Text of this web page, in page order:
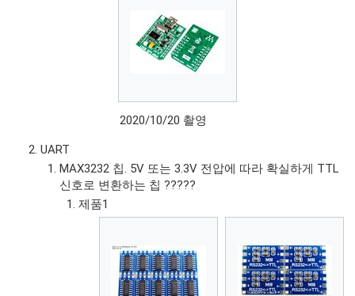
2020/10/20 촬영
UART
MAX3232 칩. 5V 또는 3.3V 전압에 따라 확실하게 TTL
신호로 변환하는 칩 ?????
제품1